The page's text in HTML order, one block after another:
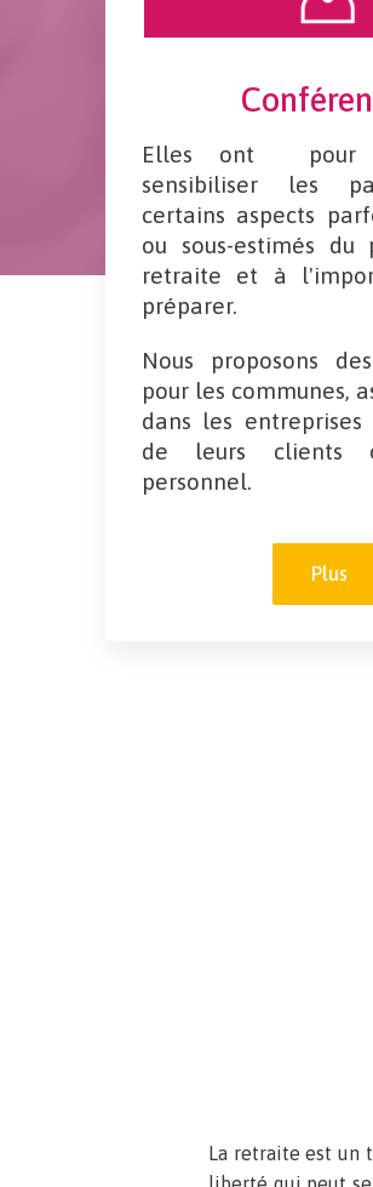
Elles ont pour
sensibiliser les
certains aspects
ou sous-estimés du
retraite et à
préparer.
Nous proposons
pour les communes,
dans les
de leurs clients
personnel.
Plus
La retraite est un